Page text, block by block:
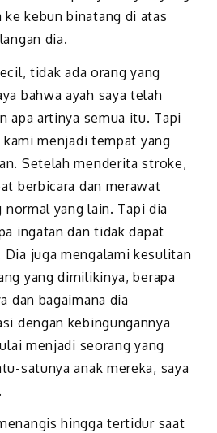
ke kebun binatang di atas
dia.
tidak ada orang yang
bahwa ayah saya telah
apa artinya semua itu. Tapi
menjadi tempat yang
Setelah menderita stroke,
berbicara dan merawat
yang lain. Tapi dia
ingatan dan tidak dapat
juga mengalami kesulitan
yang dimilikinya, berapa
dan bagaimana dia
dengan kebingungannya
menjadi seorang yang
satunya anak mereka, saya
hingga tertidur saat